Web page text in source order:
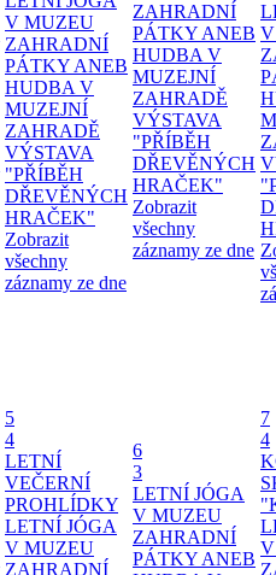
V MUZEU
ZAHRADNÍ
PÁTKY ANEB
HUDBA V
MUZEJNÍ
ZAHRADĚ
VÝSTAVA
"PŘÍBĚH
DŘEVĚNÝCH
HRAČEK"
Zobrazit
všechny
záznamy ze dne
ZAHRADNÍ
PÁTKY ANEB
HUDBA V
MUZEJNÍ
ZAHRADĚ
VÝSTAVA
"PŘÍBĚH
DŘEVĚNÝCH
HRAČEK"
Zobrazit
všechny
záznamy ze dne
5
4
LETNÍ
VEČERNÍ
PROHLÍDKY
LETNÍ JÓGA
V MUZEU
ZAHRADNÍ
6
3
LETNÍ JÓGA
V MUZEU
ZAHRADNÍ
PÁTKY ANEB
7
4